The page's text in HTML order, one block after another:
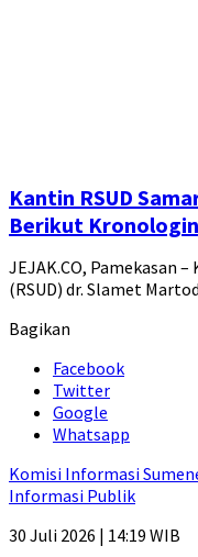
Kantin RSUD
Berikut
JEJAK.CO, Pamekasan
(RSUD) dr. Slamet
Bagikan
Facebook
Twitter
Google
Whatsapp
Komisi Informasi
Informasi Publik
30 Juli 2026 | 14:19 WIB